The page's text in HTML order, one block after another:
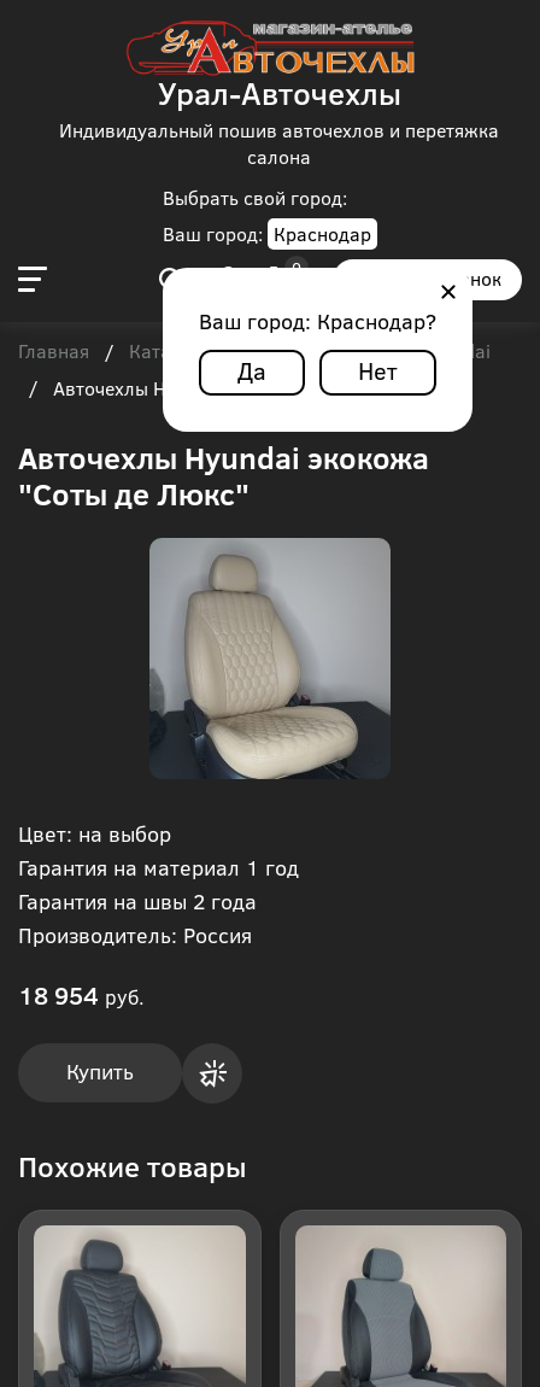
Выбрать свой город:
Ваш город: Краснодар
Ваш город: Краснодар?
Да Нет
Урал-Авточехлы
Индивидуальный пошив авточехлов и перетяжка
салона
Заказать звонок
Главная / Каталог чехлов / Автобус / Hyundai
/
Авточехлы Hyundai экокожа "Соты де Люкс"
Авточехлы Hyundai экокожа
"Соты де Люкс"
Цвет: на выбор
Гарантия на материал 1 год
Гарантия на швы 2 года
Производитель: Россия
18 954 руб.
Купить
Похожие товары